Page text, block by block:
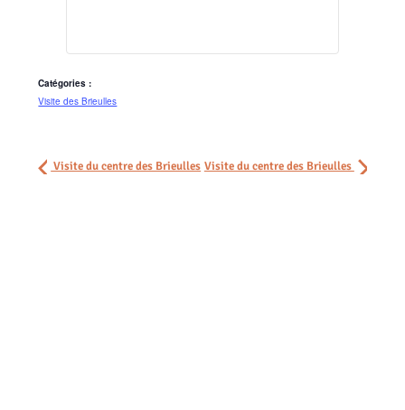
Catégories :
Visite des Brieulles
Visite du centre des Brieulles Visite du centre des Brieulles